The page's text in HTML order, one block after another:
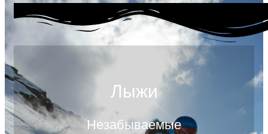
Лыжи
Незабываемые